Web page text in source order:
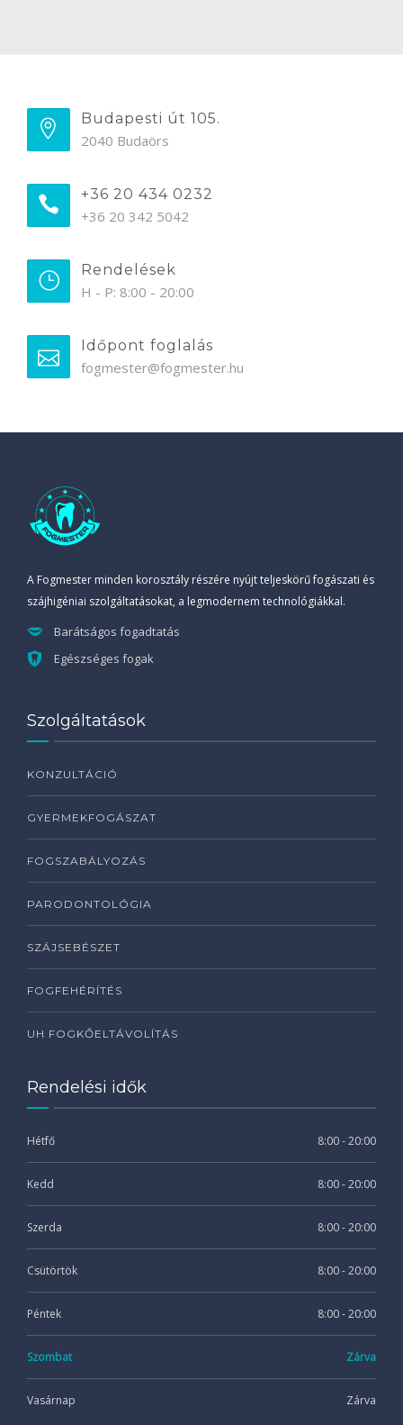
Budapesti út 105.
2040 Budaörs
+36 20 434 0232
+36 20 342 5042
Rendelések
H - P: 8:00 - 20:00
Időpont foglalás
fogmester@fogmester.hu
A Fogmester minden korosztály részére nyújt teljeskörű fogászati és
szájhigéniai szolgáltatásokat, a legmodernem technológiákkal.
Barátságos fogadtatás
Egészséges fogak
Szolgáltatások
KONZULTÁCIÓ
GYERMEKFOGÁSZAT
FOGSZABÁLYOZÁS
PARODONTOLÓGIA
SZÁJSEBÉSZET
FOGFEHÉRÍTÉS
UH FOGKŐELTÁVOLÍTÁS
Rendelési idők
Hétfő 8:00 - 20:00
Kedd 8:00 - 20:00
Szerda 8:00 - 20:00
Csütörtök 8:00 - 20:00
Péntek 8:00 - 20:00
Szombat Zárva
Vasárnap Zárva